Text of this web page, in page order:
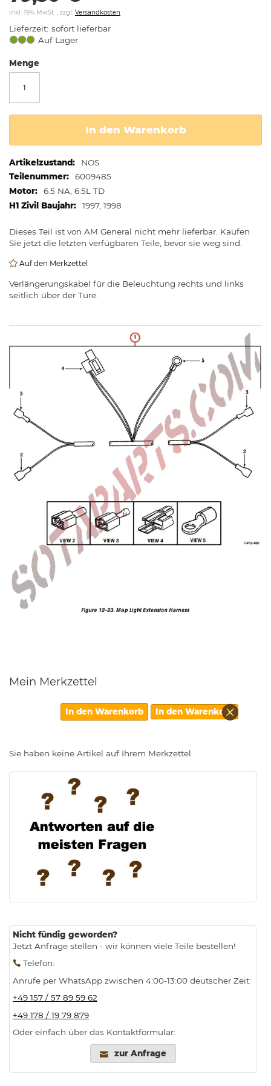
springen
Inkl. 19% MwSt. , zzgl. Versandkosten
Lieferzeit sofort lieferbar
Auf Lager
Menge
In den Warenkorb
Weitere
Informationen
NOS
6009485
6.5 NA, 6.5L TD
1997, 1998
Dieses Teil ist von AM General nicht mehr lieferbar. Kaufen
Sie jetzt die letzten verfügbaren Teile, bevor sie weg sind.
Auf den Merkzettel
Verlängerungskabel für die Beleuchtung rechts und links
seitlich über der Türe.
Mein Merkzettel
In den Warenkorb In den Warenkorb Diesen
Artikel
Sie haben keine Artikel auf Ihrem Merkzettel.
Nicht fündig geworden?
Jetzt Anfrage stellen - wir können viele Teile bestellen!
Telefon:
Anrufe per WhatsApp zwischen 4:00-13:00 deutscher Zeit:
+49 157 / 57 89 59 62
+49 178 / 19 79 879
Oder einfach über das Kontaktformular:
zur Anfrage